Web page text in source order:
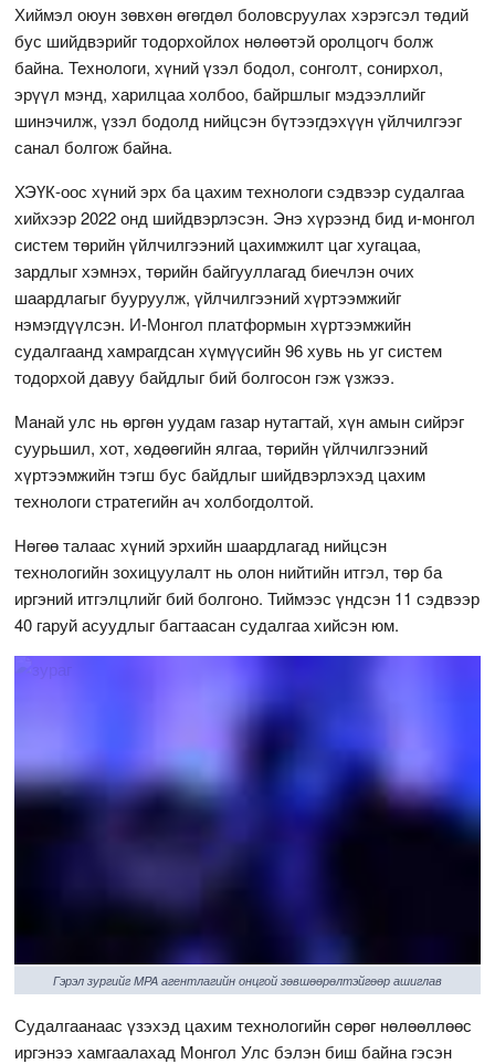
Хиймэл оюун зөвхөн өгөгдөл боловсруулах хэрэгсэл төдий
бус шийдвэрийг тодорхойлох нөлөөтэй оролцогч болж
байна. Технологи, хүний үзэл бодол, сонголт, сонирхол,
эрүүл мэнд, харилцаа холбоо, байршлыг мэдээллийг
шинэчилж, үзэл бодолд нийцсэн бүтээгдэхүүн үйлчилгээг
санал болгож байна.
ХЭҮК-оос хүний эрх ба цахим технологи сэдвээр судалгаа
хийхээр 2022 онд шийдвэрлэсэн. Энэ хүрээнд бид и-монгол
систем төрийн үйлчилгээний цахимжилт цаг хугацаа,
зардлыг хэмнэх, төрийн байгууллагад биечлэн очих
шаардлагыг бууруулж, үйлчилгээний хүртээмжийг
нэмэгдүүлсэн. И-Монгол платформын хүртээмжийн
судалгаанд хамрагдсан хүмүүсийн 96 хувь нь уг систем
тодорхой давуу байдлыг бий болгосон гэж үзжээ.
Манай улс нь өргөн уудам газар нутагтай, хүн амын сийрэг
суурьшил, хот, хөдөөгийн ялгаа, төрийн үйлчилгээний
хүртээмжийн тэгш бус байдлыг шийдвэрлэхэд цахим
технологи стратегийн ач холбогдолтой.
Нөгөө талаас хүний эрхийн шаардлагад нийцсэн
технологийн зохицуулалт нь олон нийтийн итгэл, төр ба
иргэний итгэлцлийг бий болгоно. Тиймээс үндсэн 11 сэдвээр
40 гаруй асуудлыг багтаасан судалгаа хийсэн юм.
Гэрэл зургийг MPA агентлагийн онцгой зөвшөөрөлтэйгөөр ашиглав
Судалгаанаас үзэхэд цахим технологийн сөрөг нөлөөллөөс
иргэнээ хамгаалахад Монгол Улс бэлэн биш байна гэсэн